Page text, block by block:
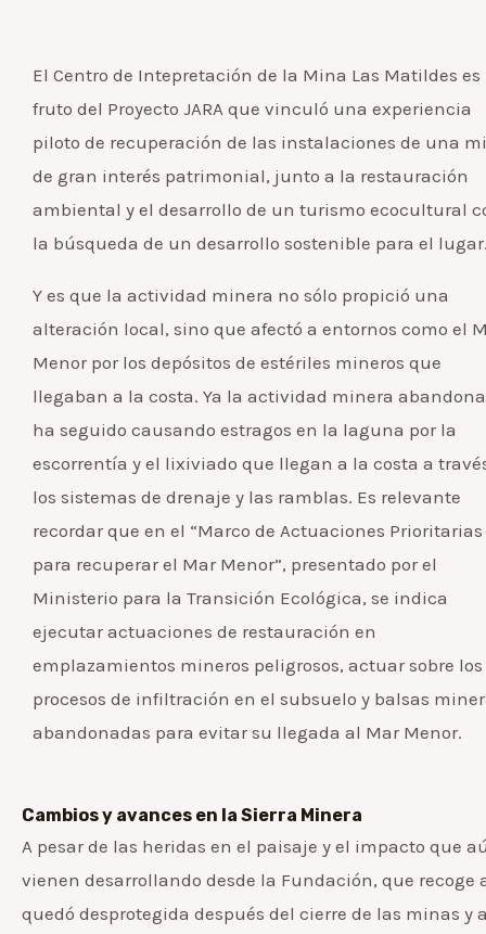
El Centro de Intepretación de la Mina Las Matildes es
fruto del Proyecto JARA que vinculó una experiencia
piloto de recuperación de las instalaciones de una
de gran interés patrimonial, junto a la restauración
ambiental y el desarrollo de un turismo ecocultural
la búsqueda de un desarrollo sostenible para el
Y es que la actividad minera no sólo propició una
alteración local, sino que afectó a entornos como el
Menor por los depósitos de estériles mineros que
llegaban a la costa. Ya la actividad minera
ha seguido causando estragos en la laguna por la
escorrentía y el lixiviado que llegan a la costa a
los sistemas de drenaje y las ramblas. Es relevante
recordar que en el “Marco de Actuaciones Prioritarias
para recuperar el Mar Menor”, presentado por el
Ministerio para la Transición Ecológica, se indica
ejecutar actuaciones de restauración en
emplazamientos mineros peligrosos, actuar sobre los
procesos de infiltración en el subsuelo y balsas
abandonadas para evitar su llegada al Mar Menor.
Cambios y avances en la Sierra Minera
A pesar de las heridas en el paisaje y el impacto que
vienen desarrollando desde la Fundación, que
quedó desprotegida después del cierre de las minas